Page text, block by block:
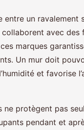
un ravalement
avec des
marques
Un mur doit
et favorise
protègent pas
pendant et